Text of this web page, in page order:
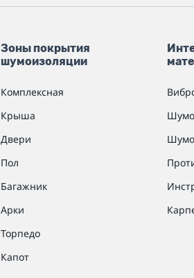
Зоны покрытия
шумоизоляции
Комплексная
Крыша
Двери
Пол
Багажник
Арки
Торпедо
Капот